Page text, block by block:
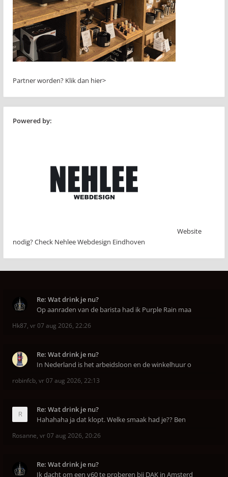
Partner worden? Klik dan hier>
Powered by:
Website
nodig? Check Nehlee Webdesign Eindhoven
Re: Wat drink je nu?
Op aanraden van de barista had ik Purple Rain maa
Hk87, vr 07 aug 2026, 22:26
Re: Wat drink je nu?
In Nederland is het arbeidsloon en de winkelhuur o
robinfcb, vr 07 aug 2026, 22:13
Re: Wat drink je nu?
Hahahaha ja dat klopt. Welke smaak had je?? Ben
Rosanne, vr 07 aug 2026, 20:26
Re: Wat drink je nu?
Ik dacht om een v60 te proberen bij DAK in Amsterd